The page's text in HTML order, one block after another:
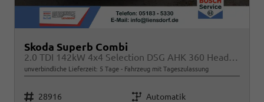
Skoda Superb Combi
2.0 TDI 142kW 4x4 Selection DSG AHK 360 Head Up Pano
unverbindliche Lieferzeit: 5 Tage Fahrzeug mit Tageszulassung
Fahrzeugnr. 28916 Getriebe Automatik